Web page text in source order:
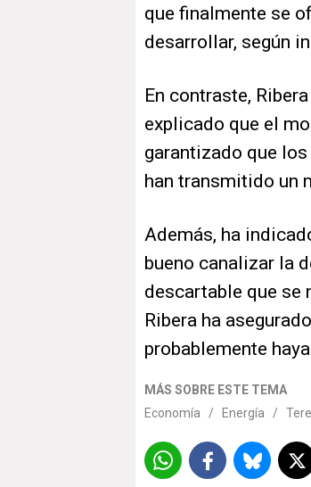
que finalmente se
desarrollar, según
En contraste,
explicado que el
garantizado que
han transmitido un
Además, ha
bueno canalizar la
descartable que se
Ribera ha
probablemente
MÁS SOBRE ESTE TEMA
Economía
/ Energía /